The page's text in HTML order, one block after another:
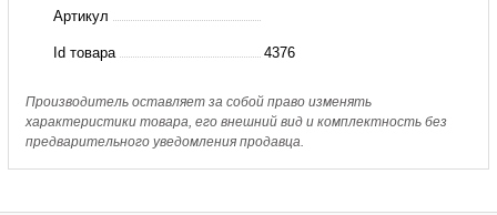
Артикул
Id товара 4376
Производитель оставляет за собой право изменять
характеристики товара, его внешний вид и комплектность без
предварительного уведомления продавца.